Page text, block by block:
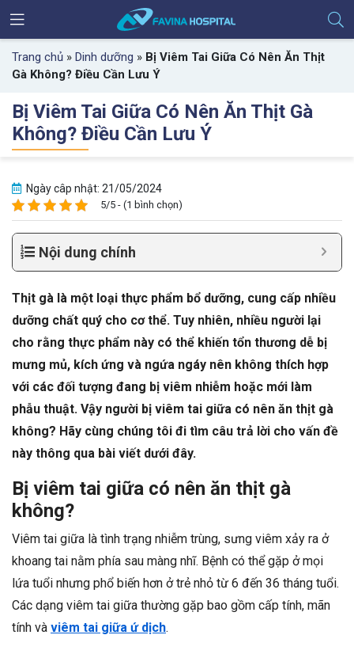
Trang chủ » Dinh dưỡng » Bị Viêm Tai Giữa Có Nên Ăn Thịt
Gà Không? Điều Cần Lưu Ý
Bị Viêm Tai Giữa Có Nên Ăn Thịt Gà
Không? Điều Cần Lưu Ý
Ngày câp nhật: 21/05/2024
5/5 - (1 bình chọn)
Nội dung chính
Thịt gà là một loại thực phẩm bổ dưỡng, cung cấp nhiều
dưỡng chất quý cho cơ thể. Tuy nhiên, nhiều người lại
cho rằng thực phẩm này có thể khiến tổn thương dễ bị
mưng mủ, kích ứng và ngứa ngáy nên không thích hợp
với các đối tượng đang bị viêm nhiễm hoặc mới làm
phẫu thuật. Vậy người bị viêm tai giữa có nên ăn thịt gà
không? Hãy cùng chúng tôi đi tìm câu trả lời cho vấn đề
này thông qua bài viết dưới đây.
Bị viêm tai giữa có nên ăn thịt gà
không?
Viêm tai giữa là tình trạng nhiễm trùng, sưng viêm xảy ra ở
khoang tai nằm phía sau màng nhĩ. Bệnh có thể gặp ở mọi
lứa tuổi nhưng phổ biến hơn ở trẻ nhỏ từ 6 đến 36 tháng tuổi.
Các dạng viêm tai giữa thường gặp bao gồm cấp tính, mãn
tính và viêm tai giữa ứ dịch.